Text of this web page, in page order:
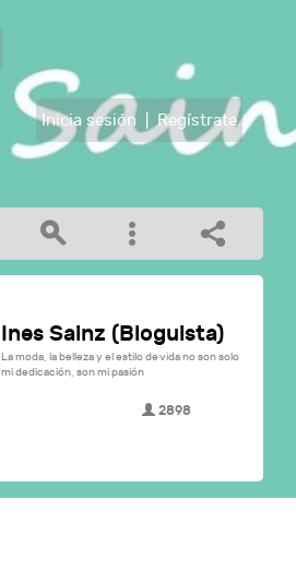
Inicia sesión Regístrate
Ines Sainz (Bloguista)
La moda, la belleza y el estilo de vida no son solo
mi dedicación, son mi pasión
2898